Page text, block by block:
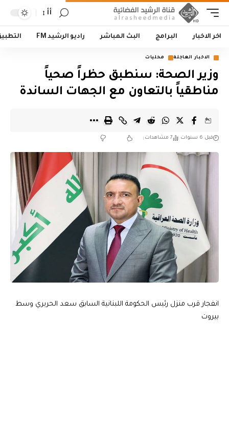
أأ
اخر الاخبار البرامج البث المباشر راديو الرشيد FM
الاخبار العاجلة محليات
وزير الصحة: سنطبق حظراً صحياً
مناطقياً بالتعاون مع الجهات الساندة
قبل 6 سنوات 7 مشاهدات
انفجار قرب منزل رئيس الحكومة اللبنانية السابق سعد الحريري وسط
بيروت